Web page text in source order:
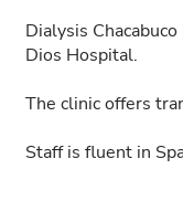
Dialysis
Dios Hospital.
The clinic offers
Staff is fluent in